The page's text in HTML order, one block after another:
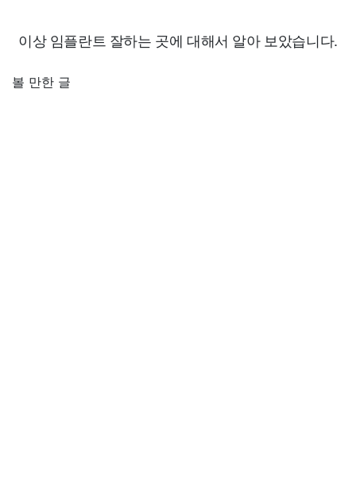
이상 임플란트 잘하는 곳에 대해서 알아 보았습니다.
볼 만한 글